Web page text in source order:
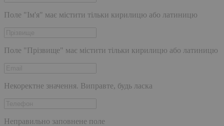
Поле "Ім'я" має містити тільки кирилицю або латиницю
Поле "Прізвище" має містити тільки кирилицю або латиницю
Некоректне значення. Виправте, будь ласка
Неправильно заповнене поле